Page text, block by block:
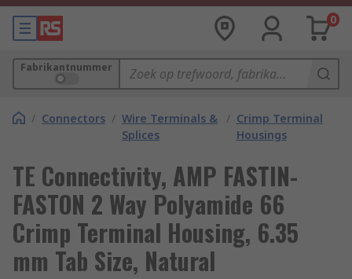
0
Fabrikantnummer
/ Connectors / Wire Terminals &
Splices
/ Crimp Terminal
Housings
TE Connectivity, AMP FASTIN-
FASTON 2 Way Polyamide 66
Crimp Terminal Housing, 6.35
mm Tab Size, Natural